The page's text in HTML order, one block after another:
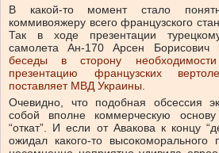
В какой-то момент стало
коммивояжеру всего французского
Так в ходе презентации
самолета Ан-170 Арсен Борисович
беседы в сторону
презентацию французских
поставляет МВД Украины
Очевидно, что подобная обсессия
собой вполне коммерческую
“откат”. И если от Авакова к концу
ожидал какого-то